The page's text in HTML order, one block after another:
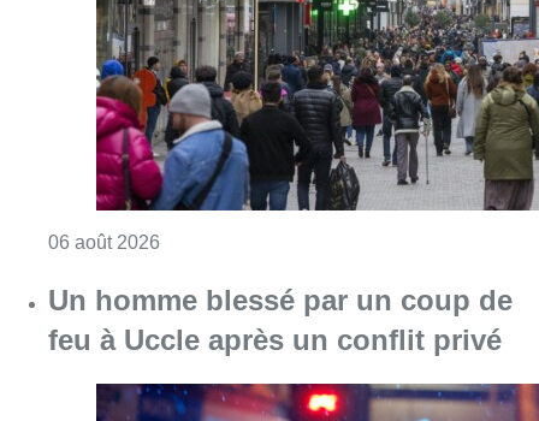
feu à Uccle après un conflit privé